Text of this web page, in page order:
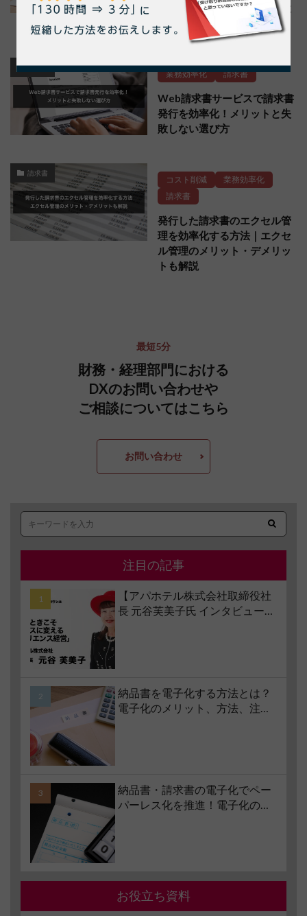
書発行事業者の登録番号を検
索する方法と課題
請求書
業務効率化 請求書
Web請求書サービスで請求書
発行を効率化！メリットと失
敗しない選び方
請求書
コスト削減
業務効率化
請求書
発行した請求書のエクセル管
理を効率化する方法｜エクセ
ル管理のメリット・デメリッ
トも解説
最短5分
財務・経理部門における
DXのお問い合わせや
ご相談についてはこちら
お問い合わせ
注目の記事
【アパホテル株式会社取締役社
長 元谷芙美子氏 インタビュー】
納品書を電子化する方法とは？
電子化のメリット、方法、注意
納品書・請求書の電子化でペー
パーレス化を推進！電子化の要
お役立ち資料